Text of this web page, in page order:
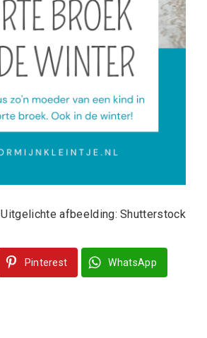
Uitgelichte afbeelding: Shutterstock
Pinterest WhatsApp